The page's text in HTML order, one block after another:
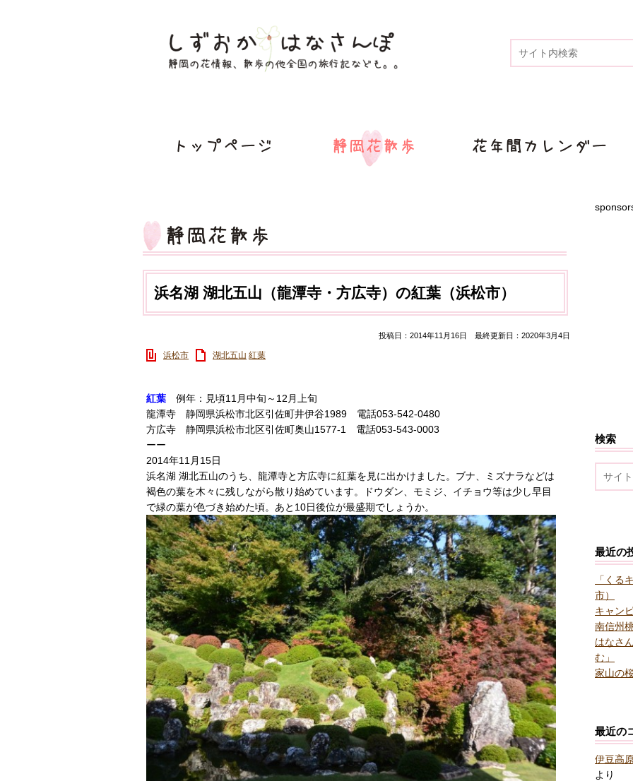
浜名湖 湖北五山（龍潭寺・方広寺）の紅葉（浜松市）
投稿日：2014年11月16日 最終更新日：2020年3月4日
浜松市 湖北五山 紅葉
紅葉 例年：見頃11月中旬～12月上旬
龍潭寺 静岡県浜松市北区引佐町井伊谷1989 電話053-542-0480
方広寺 静岡県浜松市北区引佐町奥山1577-1 電話053-543-0003
ーー
2014年11月15日
浜名湖 湖北五山のうち、龍潭寺と方広寺に紅葉を見に出かけました。ブナ、ミズナラなどは
褐色の葉を木々に残しながら散り始めています。ドウダン、モミジ、イチョウ等は少し早目
で緑の葉が色づき始めた頃。あと10日後位が最盛期でしょうか。
検索
最近の
「くる
市）
キャン
南信州
はなさ
む」
家山の
最近の
伊豆高
より